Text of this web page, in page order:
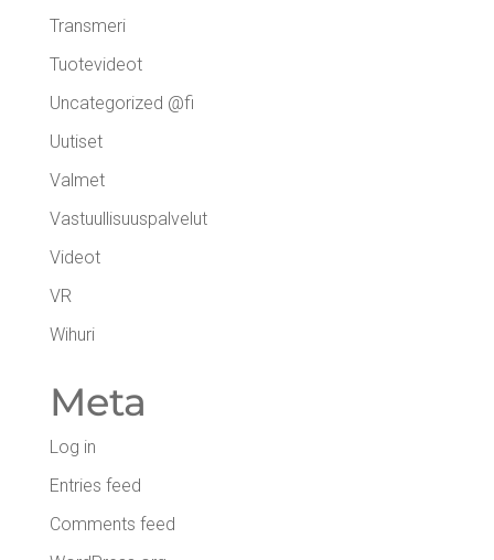
Transmeri
Tuotevideot
Uncategorized @fi
Uutiset
Valmet
Vastuullisuuspalvelut
Videot
VR
Wihuri
Meta
Log in
Entries feed
Comments feed